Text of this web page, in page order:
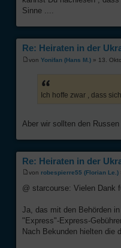
Sinne ....
Re: Heiraten in der
von Yonifan (Hans M.) » 13.
Ich hoffe zwar , dass
Aber wir sollten den
Re: Heiraten in der
von robespierre55 (Florian Le.)
@ starcourse: Vielen Dank
Ja, das mit den Behörden
"Express"-Express-
Nach Bekunden hielten die